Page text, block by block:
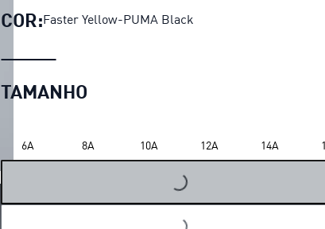
COR:Faster Yellow-PUMA Black
TAMANHO
6A 8A 10A 12A 14A
LOADING...
LOADING...